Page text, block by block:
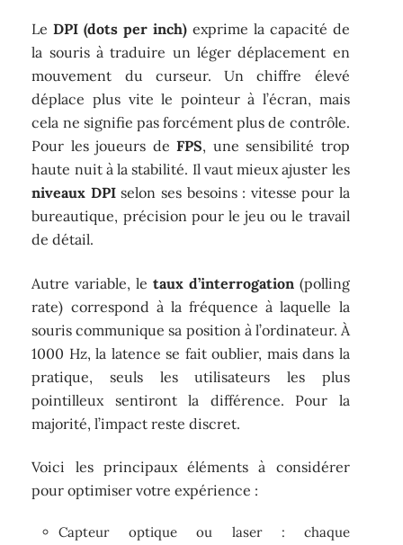
LeDPI (dots per inch) exprime la capacité de
la souris à traduire un léger déplacement en
mouvement du curseur. Un chiffre élevé
déplace plus vite le pointeur à l’écran, mais
cela ne signifie pas forcément plus de contrôle.
Pour les joueurs deFPS, une sensibilité trop
haute nuit à la stabilité. Il vaut mieux ajuster les
niveaux DPIselon ses besoins : vitesse pour la
bureautique, précision pour le jeu ou le travail
de détail.
Autre variable, le taux d’interrogation(polling
rate) correspond à la fréquence à laquelle la
souris communique sa position à l’ordinateur. À
1000 Hz, la latence se fait oublier, mais dans la
pratique, seuls les utilisateurs les plus
pointilleux sentiront la différence. Pour la
majorité, l’impact reste discret.
Voici les principaux éléments à considérer
pour optimiser votre expérience :
Capteur optique ou laser : chaque